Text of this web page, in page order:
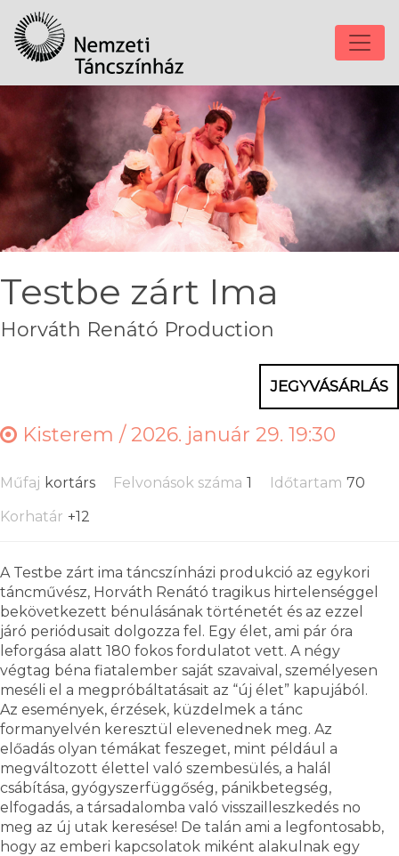
Testbe zárt Ima
Horváth Renátó Production
JEGYVÁSÁRLÁS
Kisterem /2026. január 29. 19:30
Műfaj kortárs Felvonások száma 1 Időtartam 70
Korhatár +12
A Testbe zárt ima táncszínházi produkció az egykori
táncművész, Horváth Renátó tragikus hirtelenséggel
bekövetkezett bénulásának történetét és az ezzel
járó periódusait dolgozza fel. Egy élet, ami pár óra
leforgása alatt 180 fokos fordulatot vett. A négy
végtag béna fiatalember saját szavaival, személyesen
meséli el a megpróbáltatásait az “új élet” kapujából.
Az események, érzések, küzdelmek a tánc
formanyelvén keresztül elevenednek meg. Az
előadás olyan témákat feszeget, mint például a
megváltozott élettel való szembesülés, a halál
csábítása, gyógyszerfüggőség, pánikbetegség,
elfogadás, a társadalomba való visszailleszkedés no
meg az új utak keresése! De talán ami a legfontosabb,
hogy az emberi kapcsolatok miként alakulnak egy